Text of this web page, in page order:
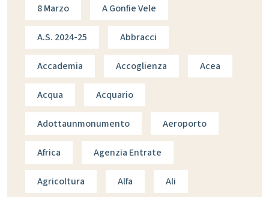
8 Marzo A Gonfie Vele
A.s. 2024-25 Abbracci
Accademia Accoglienza Acea
Acqua Acquario
Adottaunmonumento Aeroporto
Africa Agenzia Entrate
Agricoltura Alfa Ali